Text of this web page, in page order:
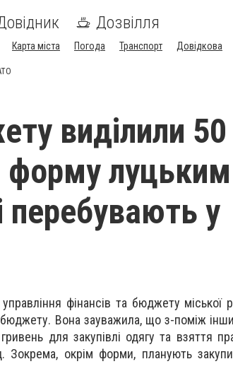
Дозвілля
Карта міста Погода Транспорт Довідкова
виділили 50
форму луцьким
перебувають у
фінансів та бюджету міської
Вона зауважила, що з-поміж
для закупівлі одягу та взяття
Зокрема, окрім форми, планують